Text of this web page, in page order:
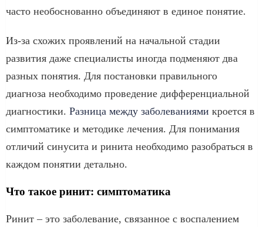
часто необоснованно объединяют в единое понятие.
Из-за схожих проявлений на начальной стадии
развития даже специалисты иногда подменяют два
разных понятия. Для постановки правильного
диагноза необходимо проведение дифференциальной
диагностики. Разница между заболеваниями кроется в
симптоматике и методике лечения. Для понимания
отличий синусита и ринита необходимо разобраться в
каждом понятии детально.
Что такое ринит: симптоматика
Ринит – это заболевание, связанное с воспалением